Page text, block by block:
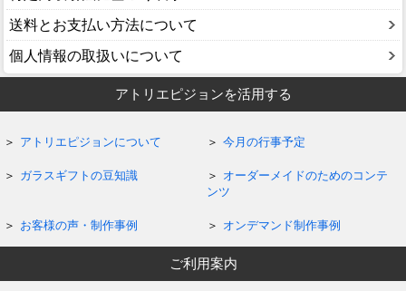
送料とお支払い方法について
個人情報の取扱いについて
アトリエピジョンを活用する
アトリエピジョンについて 今月の行事予定
ガラスギフトの豆知識
オーダーメイドのためのコンテ
ンツ
お客様の声・制作事例 オンデマンド制作事例
ご利用案内